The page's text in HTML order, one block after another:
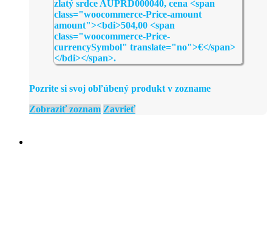
Pozrite si svoj obľúbený produkt v zozname
Zobraziť zoznam Zavrieť